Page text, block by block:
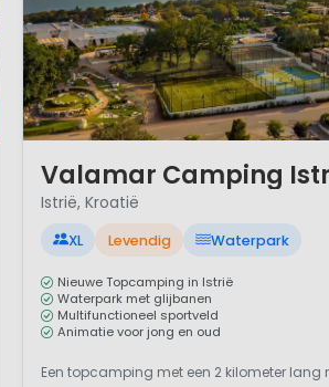
Valamar Camping
Istrië, Kroatië
XL Levendig Waterpark
Nieuwe Topcamping in Istrië
Waterpark met glijbanen
Multifunctioneel sportveld
Animatie voor jong en oud
Een topcamping met een 2 kilometer lang